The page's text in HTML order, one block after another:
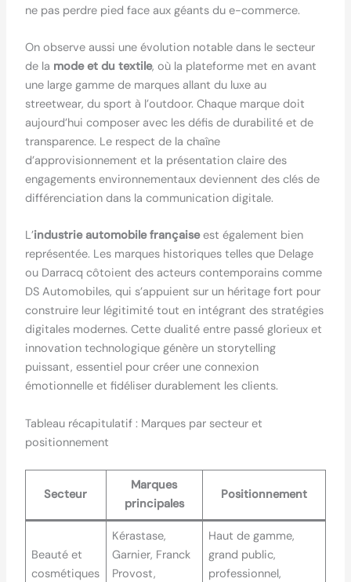
ne pas perdre pied face aux géants du e-commerce.
On observe aussi une évolution notable dans le secteur
de la mode et du textile, où la plateforme met en avant
une large gamme de marques allant du luxe au
streetwear, du sport à l’outdoor. Chaque marque doit
aujourd’hui composer avec les défis de durabilité et de
transparence. Le respect de la chaîne
d’approvisionnement et la présentation claire des
engagements environnementaux deviennent des clés de
différenciation dans la communication digitale.
L’industrie automobile françaiseest également bien
représentée. Les marques historiques telles que Delage
ou Darracq côtoient des acteurs contemporains comme
DS Automobiles, qui s’appuient sur un héritage fort pour
construire leur légitimité tout en intégrant des stratégies
digitales modernes. Cette dualité entre passé glorieux et
innovation technologique génère un storytelling
puissant, essentiel pour créer une connexion
émotionnelle et fidéliser durablement les clients.
Tableau récapitulatif : Marques par secteur et
positionnement
Secteur
Marques
principales
Positionnement
Beauté et
cosmétiques
Kérastase,
Garnier, Franck
Provost,
Haut de gamme,
grand public,
professionnel,